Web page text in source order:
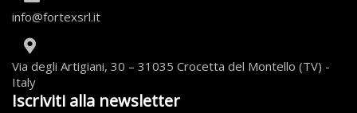
info@fortexsrl.it
Via degli Artigiani, 30 – 31035 Crocetta del Montello (TV) -
Italy
Iscriviti alla newsletter